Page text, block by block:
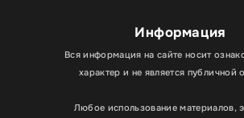
Информация
Вся информация на сайте носит
характер и не является публичной
Любое использование материалов,